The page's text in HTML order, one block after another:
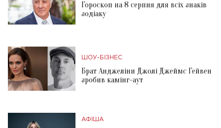
Гороскоп на 8 серпня для всіх знаків
зодіаку
ШОУ-БІЗНЕС
Брат Анджеліни Джолі Джеймс Гейвен
зробив камінг-аут
АФІША